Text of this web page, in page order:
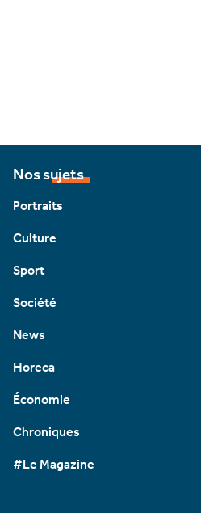
Nos sujets
Portraits
Culture
Sport
Société
News
Horeca
Économie
Chroniques
#Le Magazine